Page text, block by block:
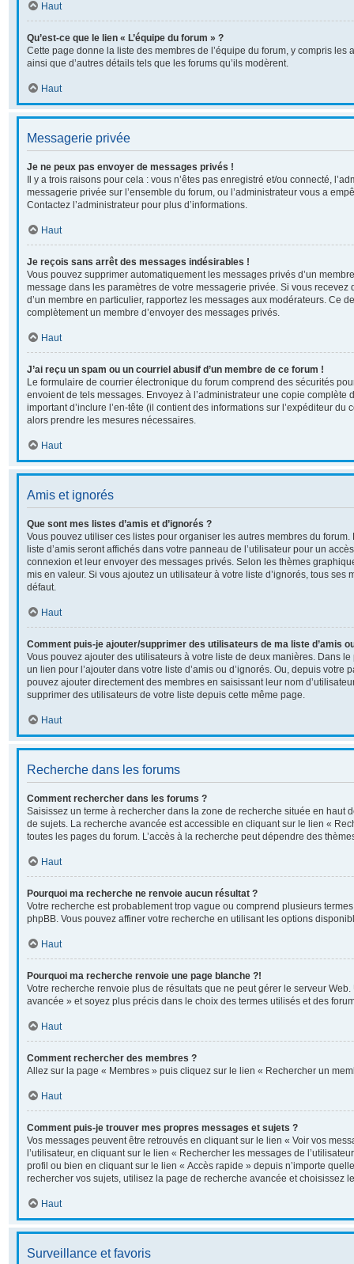
Haut
Qu’est-ce que le lien « L’équipe du forum » ?
Cette page donne la liste des membres de l’équipe du forum, y compris les
ainsi que d’autres détails tels que les forums qu’ils modèrent.
Haut
Messagerie privée
Je ne peux pas envoyer de messages privés !
Il y a trois raisons pour cela : vous n’êtes pas enregistré et/ou connecté,
messagerie privée sur l’ensemble du forum, ou l’administrateur vous a
Contactez l’administrateur pour plus d’informations.
Haut
Je reçois sans arrêt des messages indésirables !
Vous pouvez supprimer automatiquement les messages privés d’un
message dans les paramètres de votre messagerie privée. Si vous recevez
d’un membre en particulier, rapportez les messages aux modérateurs. Ce
complètement un membre d’envoyer des messages privés.
Haut
J’ai reçu un spam ou un courriel abusif d’un membre de ce forum !
Le formulaire de courrier électronique du forum comprend des sécurités
envoient de tels messages. Envoyez à l’administrateur une copie complète
important d’inclure l’en-tête (il contient des informations sur l’expéditeur du
alors prendre les mesures nécessaires.
Haut
Amis et ignorés
Que sont mes listes d’amis et d’ignorés ?
Vous pouvez utiliser ces listes pour organiser les autres membres du
liste d’amis seront affichés dans votre panneau de l’utilisateur pour un
connexion et leur envoyer des messages privés. Selon les thèmes
mis en valeur. Si vous ajoutez un utilisateur à votre liste d’ignorés, tous ses
défaut.
Haut
Comment puis-je ajouter/supprimer des utilisateurs de ma liste d’amis
Vous pouvez ajouter des utilisateurs à votre liste de deux manières. Dans
un lien pour l’ajouter dans votre liste d’amis ou d’ignorés. Ou, depuis votre
pouvez ajouter directement des membres en saisissant leur nom
supprimer des utilisateurs de votre liste depuis cette même page.
Haut
Recherche dans les forums
Comment rechercher dans les forums ?
Saisissez un terme à rechercher dans la zone de recherche située en haut
de sujets. La recherche avancée est accessible en cliquant sur le lien «
toutes les pages du forum. L’accès à la recherche peut dépendre des
Haut
Pourquoi ma recherche ne renvoie aucun résultat ?
Votre recherche est probablement trop vague ou comprend plusieurs
phpBB. Vous pouvez affiner votre recherche en utilisant les options
Haut
Pourquoi ma recherche renvoie une page blanche ?!
Votre recherche renvoie plus de résultats que ne peut gérer le serveur
avancée » et soyez plus précis dans le choix des termes utilisés et des
Haut
Comment rechercher des membres ?
Allez sur la page « Membres » puis cliquez sur le lien « Rechercher un
Haut
Comment puis-je trouver mes propres messages et sujets ?
Vos messages peuvent être retrouvés en cliquant sur le lien « Voir vos
l’utilisateur, en cliquant sur le lien « Rechercher les messages de
profil ou bien en cliquant sur le lien « Accès rapide » depuis n’importe
rechercher vos sujets, utilisez la page de recherche avancée et choisissez
Haut
Surveillance et favoris